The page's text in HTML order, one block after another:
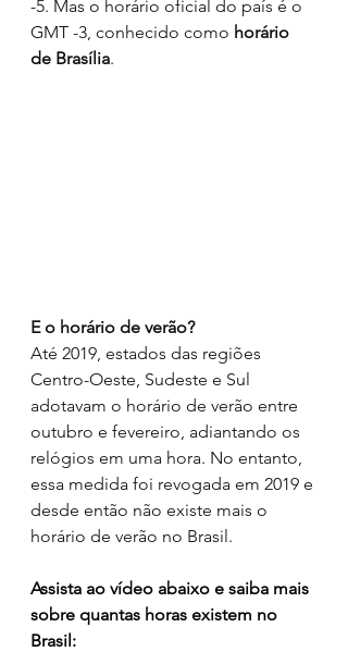
-5. Mas o horário oficial do país é o
GMT -3, conhecido como horário
de Brasília.
E o horário de verão?
Até 2019, estados das regiões
Centro-Oeste, Sudeste e Sul
adotavam o horário de verão entre
outubro e fevereiro, adiantando os
relógios em uma hora. No entanto,
essa medida foi revogada em 2019 e
desde então não existe mais o
horário de verão no Brasil.
Assista ao vídeo abaixo e saiba mais
sobre quantas horas existem no
Brasil: